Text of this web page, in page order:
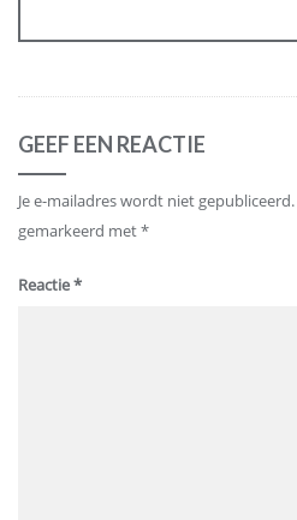
GEEF EEN REACTIE
Je e-mailadres wordt niet gepubliceerd.
gemarkeerd met*
Reactie*